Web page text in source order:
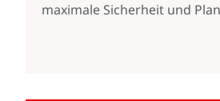
maximale Sicherheit und